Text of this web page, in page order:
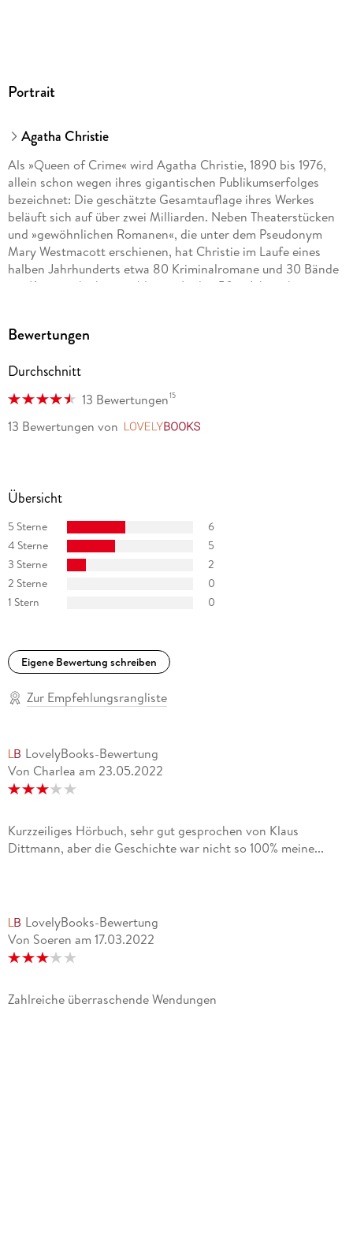
Portrait
Agatha Christie
Als »Queen of Crime« wird Agatha Christie, 1890 bis 1976,
allein schon wegen ihres gigantischen Publikumserfolges
bezeichnet: Die geschätzte Gesamtauflage ihres Werkes
beläuft sich auf über zwei Milliarden. Neben Theaterstücken
und »gewöhnlichen Romanen«, die unter dem Pseudonym
Mary Westmacott erschienen, hat Christie im Laufe eines
halben Jahrhunderts etwa 80 Kriminalromane und 30 Bände
mit Kurzgeschichten publiziert. In den 50er Jahren begann
heute, nach über 70-jähriger Laufzeit, im St. Martin s Theatre
eine der höchsten Auszeichnungen Großbritanniens
verliehen der Titel »Dame Commander of the British Empire«.
Bewertungen
Durchschnitt
13 Bewertungen15
13 Bewertungen von
Übersicht
5 Sterne
6
4 Sterne
5
3 Sterne
2
2 Sterne
0
1 Stern
0
Eigene Bewertung schreiben
Zur Empfehlungsrangliste
LovelyBooks-Bewertung
Von Charlea am 23.05.2022
Kurzzeiliges Hörbuch, sehr gut gesprochen von Klaus
Dittmann, aber die Geschichte war nicht so 100% meine...
LovelyBooks-Bewertung
Von Soeren am 17.03.2022
Zahlreiche überraschende Wendungen